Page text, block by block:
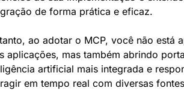
de forma prática e eficaz.
ao adotar o MCP, você não está
aplicações, mas também abrindo
artificial mais integrada e
em tempo real com diversas